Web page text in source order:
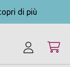
di più